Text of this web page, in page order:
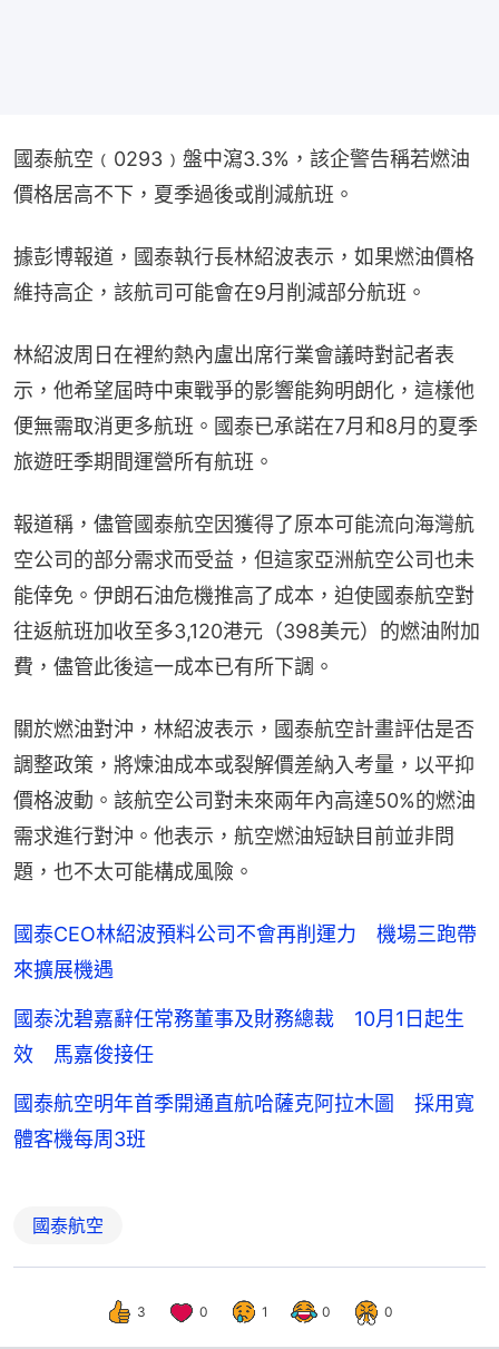
國泰航空﹙0293﹚盤中瀉3.3%，該企警告稱若燃油
價格居高不下，夏季過後或削減航班。
據彭博報道，國泰執行長林紹波表示，如果燃油價格
維持高企，該航司可能會在9月削減部分航班。
林紹波周日在裡約熱內盧出席行業會議時對記者表
示，他希望屆時中東戰爭的影響能夠明朗化，這樣他
便無需取消更多航班。國泰已承諾在7月和8月的夏季
旅遊旺季期間運營所有航班。
報道稱，儘管國泰航空因獲得了原本可能流向海灣航
空公司的部分需求而受益，但這家亞洲航空公司也未
能倖免。伊朗石油危機推高了成本，迫使國泰航空對
往返航班加收至多3,120港元（398美元）的燃油附加
費，儘管此後這一成本已有所下調。
關於燃油對沖，林紹波表示，國泰航空計畫評估是否
調整政策，將煉油成本或裂解價差納入考量，以平抑
價格波動。該航空公司對未來兩年內高達50%的燃油
需求進行對沖。他表示，航空燃油短缺目前並非問
題，也不太可能構成風險。
國泰CEO林紹波預料公司不會再削運力 機場三跑帶
來擴展機遇
國泰沈碧嘉辭任常務董事及財務總裁 10月1日起生
效 馬嘉俊接任
國泰航空明年首季開通直航哈薩克阿拉木圖 採用寬
體客機每周3班
國泰航空
3 0 1 0 0